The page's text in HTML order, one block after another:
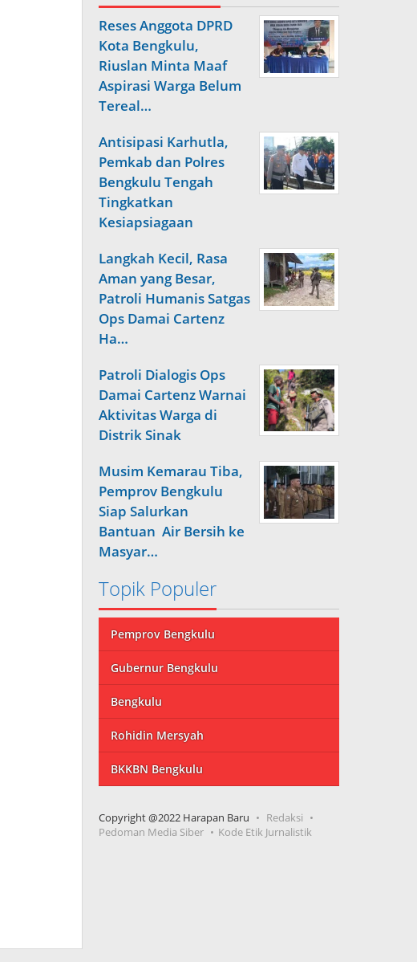
Reses Anggota DPRD
Kota Bengkulu,
Riuslan Minta Maaf
Aspirasi Warga Belum
Tereal…
Antisipasi Karhutla,
Pemkab dan Polres
Bengkulu Tengah
Tingkatkan
Kesiapsiagaan
Langkah Kecil, Rasa
Aman yang Besar,
Patroli Humanis Satgas
Ops Damai Cartenz
Ha…
Patroli Dialogis Ops
Damai Cartenz Warnai
Aktivitas Warga di
Distrik Sinak
Musim Kemarau Tiba,
Pemprov Bengkulu
Siap Salurkan
Bantuan Air Bersih ke
Masyar…
Topik Populer
Pemprov Bengkulu
Gubernur Bengkulu
Bengkulu
Rohidin Mersyah
BKKBN Bengkulu
Copyright @2022 Harapan Baru
Redaksi
Pedoman Media Siber
Kode Etik Jurnalistik